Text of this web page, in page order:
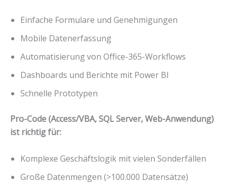
Einfache Formulare und Genehmigungen
Mobile Datenerfassung
Automatisierung von Office-365-Workflows
Dashboards und Berichte mit Power BI
Schnelle Prototypen
Pro-Code (Access/VBA, SQL Server, Web-Anwendung)
ist richtig für:
Komplexe Geschäftslogik mit vielen Sonderfällen
Große Datenmengen (>100.000 Datensätze)